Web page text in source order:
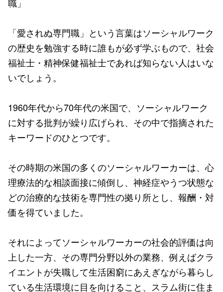
「愛されぬ専門職」という言葉はソーシャルワーク
の歴史を勉強する時に誰もが必ず学ぶもので、社会
福祉士・精神保健福祉士であれば知らない人はいな
いでしょう。
1960年代から70年代の米国で、ソーシャルワーク
に対する批判が繰り広げられ、その中で指摘された
キーワードのひとつです。
その時期の米国の多くのソーシャルワーカーは、心
理療法的な相談面接に傾倒し、神経症やうつ状態な
どの治療的な技術を専門性の拠り所とし、報酬・対
価を得ていました。
それによってソーシャルワーカーの社会的評価は向
上した一方、その専門分野以外の業務、例えばクラ
イエントが失職して生活困窮にあえぎながら暮らし
ている生活環境に目を向けること、スラム街に住ま